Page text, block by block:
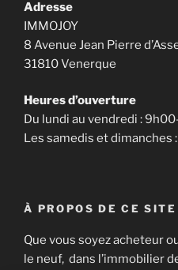
Adresse
IMMOJOY
8 Avenue Jean Pierre
31810 Venerque
Heures d’ouverture
Du lundi au vendredi :
Les samedis et dimanches
À PROPOS DE CE SITE
Que vous soyez acheteur
le neuf, dans l’immobilier